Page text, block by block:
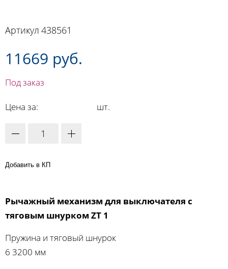
Артикул 438561
11669 руб.
Под заказ
Цена за: шт.
Добавить в КП
Рычажный механизм для выключателя с
тяговым шнурком ZT 1
Пружина и тяговый шнурок
6 3200 мм